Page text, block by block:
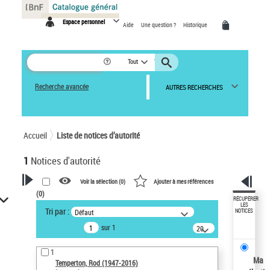
Espace personnel Aide Une question ? Historique
Tout
Recherche avancée AUTRES RECHERCHES
Accueil Liste de notices d’autorité
1 Notices d'autorité
VOTRE RECHERCHE
Recherche avancée dans les
notices d’autorité
Œuvres liées à l'auteur :
Temperton, Rod (1947-2016)
Voir la sélection (0) Ajouter à mes références
(0)
Tri par : Défaut
sur 1
20
résultats/page
1
Temperton, Rod (1947-2016)
RÉCUPÉRER
LES
NOTICES
Ma
Panneau de gestion des cookies